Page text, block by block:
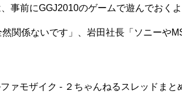
事前にGGJ2010のゲームで遊んでおく
関係ないです」、岩田社長「ソニーや
ァモザイク - ２ちゃんねるスレッドまと